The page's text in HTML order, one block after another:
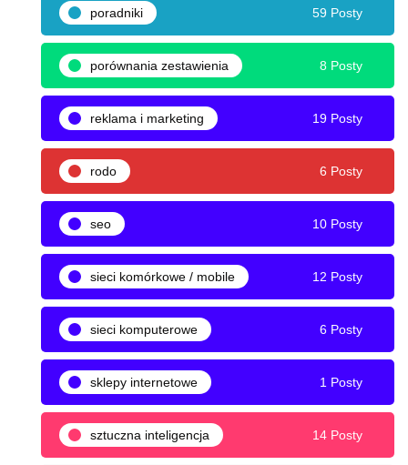
poradniki 59 Posty
porównania zestawienia 8 Posty
reklama i marketing 19 Posty
rodo 6 Posty
seo 10 Posty
sieci komórkowe / mobile 12 Posty
sieci komputerowe 6 Posty
sklepy internetowe 1 Posty
sztuczna inteligencja 14 Posty